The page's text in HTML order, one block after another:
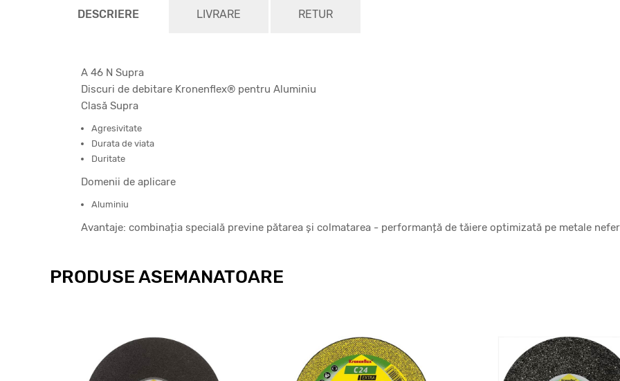
DESCRIERE LIVRARE RETUR
A 46 N Supra
Discuri de debitare Kronenflex® pentru Aluminiu
Clasă Supra
Agresivitate
Durata de viata
Duritate
Domenii de aplicare
Aluminiu
Avantaje: combinația specială previne pătarea și colmatarea - performanță de tăiere optimizată pe metale
PRODUSE ASEMANATOARE